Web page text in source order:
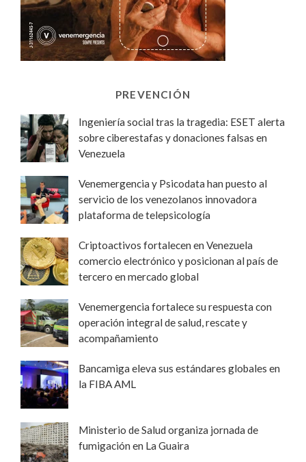
PREVENCIÓN
Ingeniería social tras la tragedia: ESET alerta
sobre ciberestafas y donaciones falsas en
Venezuela
Venemergencia y Psicodata han puesto al
servicio de los venezolanos innovadora
plataforma de telepsicología
Criptoactivos fortalecen en Venezuela
comercio electrónico y posicionan al país de
tercero en mercado global
Venemergencia fortalece su respuesta con
operación integral de salud, rescate y
acompañamiento
Bancamiga eleva sus estándares globales en
la FIBA AML
Ministerio de Salud organiza jornada de
fumigación en La Guaira